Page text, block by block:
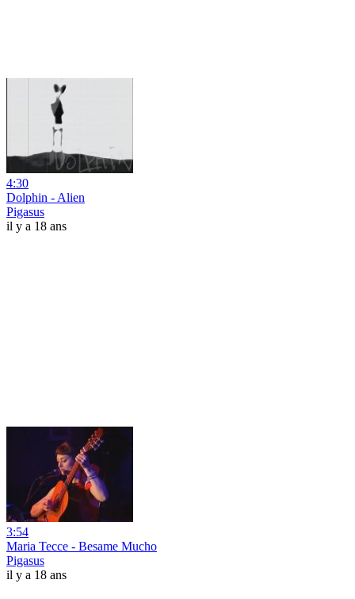
4:30
Dolphin - Alien
Pigasus
il y a 18 ans
3:54
Maria Tecce - Besame Mucho
Pigasus
il y a 18 ans